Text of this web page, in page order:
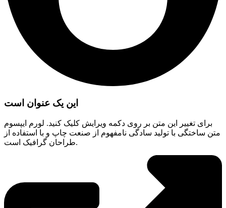
این یک عنوان است
برای تغییر این متن بر روی دکمه ویرایش کلیک کنید. لورم ایپسوم
متن ساختگی با تولید سادگی نامفهوم از صنعت چاپ و با استفاده از
طراحان گرافیک است.